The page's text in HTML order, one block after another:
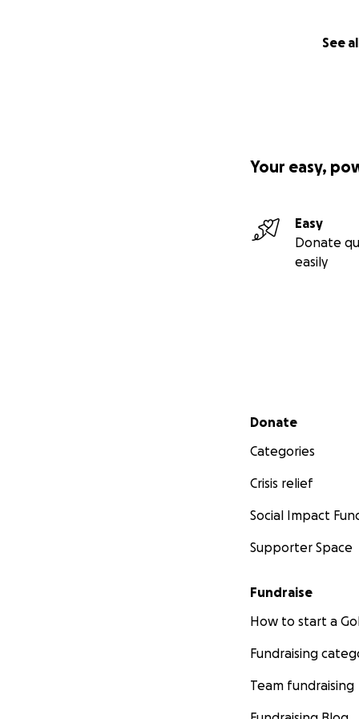
See
Your easy,
Easy
Donate
easily
Secondary menu
Donate
Categories
Crisis relief
Social Impact
Supporter Space
Fundraise
How to start a
Fundraising
Team fundraising